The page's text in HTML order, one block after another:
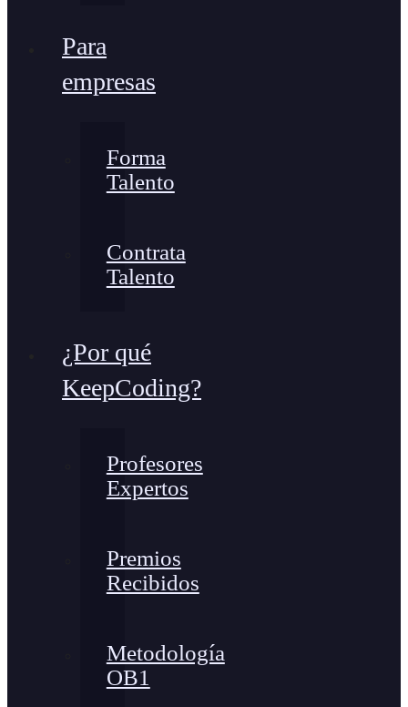
Para
empresas
Forma
Talento
Contrata
Talento
¿Por qué
KeepCoding?
Profesores
Expertos
Premios
Recibidos
Metodología
OB1